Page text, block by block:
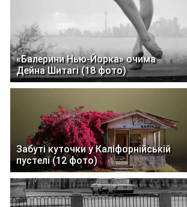
«Балерини Нью-Йорка» очима
Дейна Шитагі (18 фото)
Забуті куточки у Каліфорнійській
пустелі (12 фото)